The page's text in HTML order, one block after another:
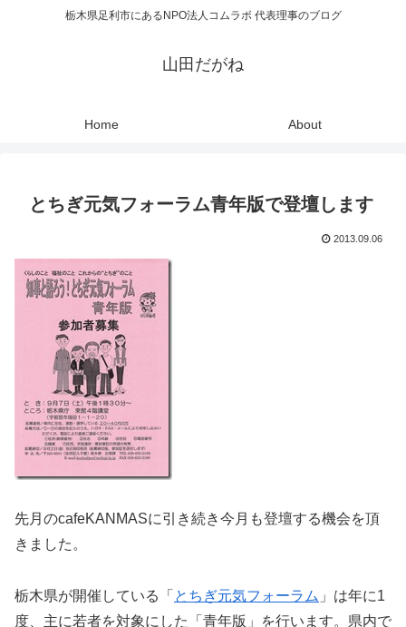
栃木県足利市にあるNPO法人コムラボ 代表理事のブログ
山田だがね
Home About
とちぎ元気フォーラム青年版で登壇します
2013.09.06
先月のcafeKANMASに引き続き今月も登壇する機会を頂
きました。
栃木県が開催している「 とちぎ元気フォーラム 」は年に1
度、主に若者を対象にした「青年版」を行います。県内で